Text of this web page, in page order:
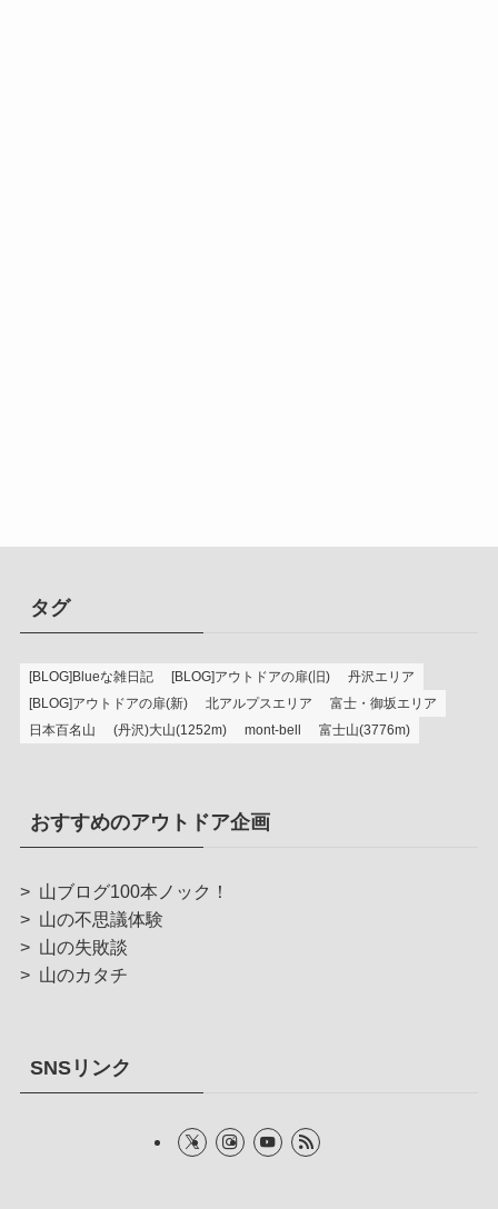
タグ
[BLOG]Blueな雑日記 [BLOG]アウトドアの扉(旧)
丹沢エリア
[BLOG]アウトドアの扉(新)
北アルプスエリア
富士・御坂エリア
日本百名山
(丹沢)大山(1252m) mont-bell 富士山(3776m)
おすすめのアウトドア企画
> 山ブログ100本ノック！
> 山の不思議体験
> 山の失敗談
> 山のカタチ
SNSリンク